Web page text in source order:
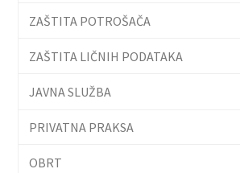
ZAŠTITA POTROŠAČA
ZAŠTITA LIČNIH PODATAKA
JAVNA SLUŽBA
PRIVATNA PRAKSA
OBRT